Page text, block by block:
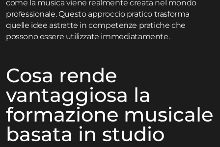
come la musica viene realmente creata nel mondo
professionale. Questo approccio pratico trasforma
quelle idee astratte in competenze pratiche che
possono essere utilizzate immediatamente.
Cosa rende
vantaggiosa la
formazione musicale
basata in studio